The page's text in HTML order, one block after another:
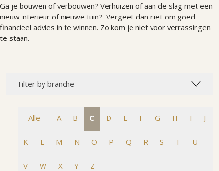
Ga je bouwen of verbouwen? Verhuizen of aan de slag met een
nieuw interieur of nieuwe tuin? Vergeet dan niet om goed
financieel advies in te winnen. Zo kom je niet voor verrassingen
te staan.
Filter by branche
- Alle - A B C D E F G H I J
K L M N O P Q R S T U
V W X Y Z